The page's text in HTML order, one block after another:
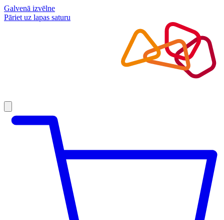
Galvenā izvēlne
Pāriet uz lapas saturu